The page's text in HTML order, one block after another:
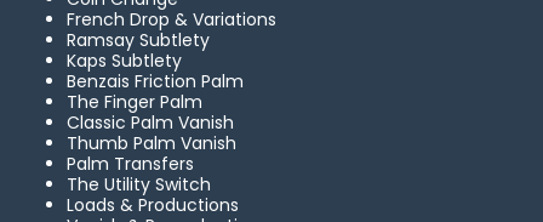
French Drop & Variations
Ramsay Subtlety
Kaps Subtlety
Benzais Friction Palm
The Finger Palm
Classic Palm Vanish
Thumb Palm Vanish
Palm Transfers
The Utility Switch
Loads & Productions